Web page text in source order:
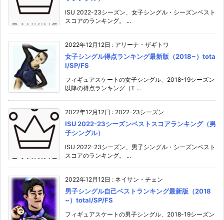
ISU 2022-23シーズン、女子シングル・シーズンベスト
スコアのランキング。 ...
2022年12月12日 : アリーナ・ザギトワ
女子シングル得点ランキング最新版（2018~）tota
l/SP/FS
フィギュアスケートの女子シングル、2018-19シーズン
以降の得点ランキング（T ...
2022年12月12日 : 2022-23シーズン
ISU 2022-23シーズンベストスコアランキング（男
子シングル）
ISU 2022-23シーズン、男子シングル・シーズンベスト
スコアのランキング。 ...
2022年12月12日 : ネイサン・チェン
男子シングル自己ベストランキング最新版（2018
~）total/SP/FS
フィギュアスケートの男子シングル、2018-19シーズン